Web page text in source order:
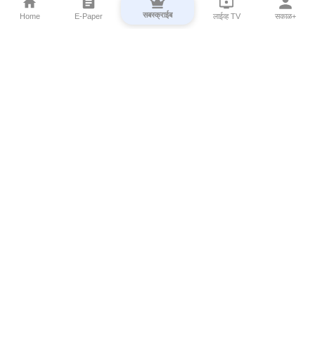
Home E-Paper सबस्क्राईब लाईव्ह TV सकाळ+